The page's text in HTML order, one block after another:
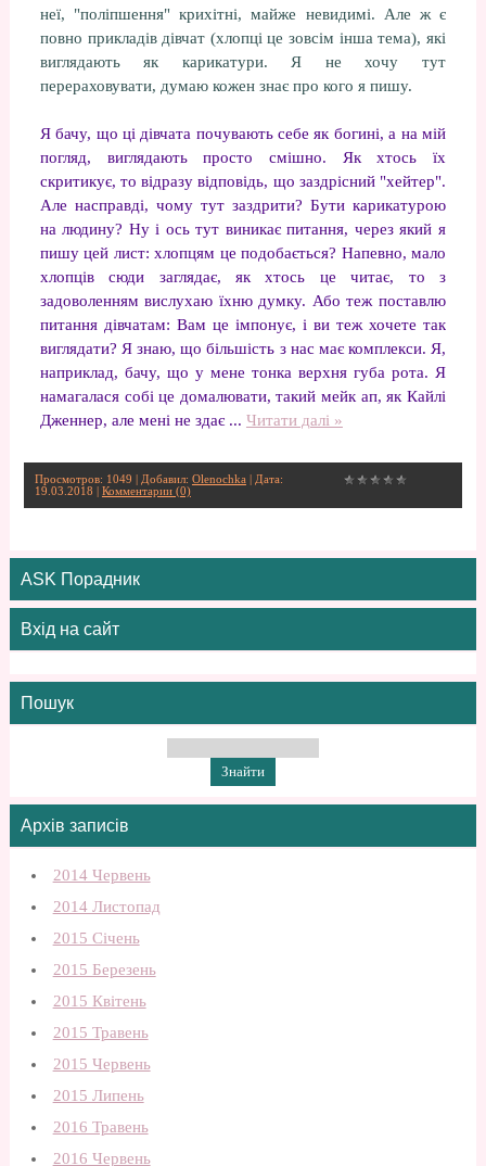
неї, "поліпшення" крихітні, майже невидимі. Але ж є
повно прикладів дівчат (хлопці це зовсім інша тема), які
виглядають як карикатури. Я не хочу тут
перераховувати, думаю кожен знає про кого я пишу.
Я бачу, що ці дівчата почувають себе як богині, а на мій
погляд, виглядають просто смішно. Як хтось їх
скритикує, то відразу відповідь, що заздрісний "хейтер".
Але насправді, чому тут заздрити? Бути карикатурою
на людину? Ну і ось тут виникає питання, через який я
пишу цей лист: хлопцям це подобається? Напевно, мало
хлопців сюди заглядає, як хтось це читає, то з
задоволенням вислухаю їхню думку. Або теж поставлю
питання дівчатам: Вам це імпонує, і ви теж хочете так
виглядати? Я знаю, що більшість з нас має комплекси. Я,
наприклад, бачу, що у мене тонка верхня губа рота. Я
намагалася собі це домалювати, такий мейк ап, як Кайлі
Дженнер, але мені не здає ... Читати далі »
Просмотров: 1049 | Добавил: Olenochka | Дата:
19.03.2018
Комментарии (0)
ASK Порадник
Вхід на сайт
Пошук
Архів записів
2014 Червень
2014 Листопад
2015 Січень
2015 Березень
2015 Квітень
2015 Травень
2015 Червень
2015 Липень
2016 Травень
2016 Червень